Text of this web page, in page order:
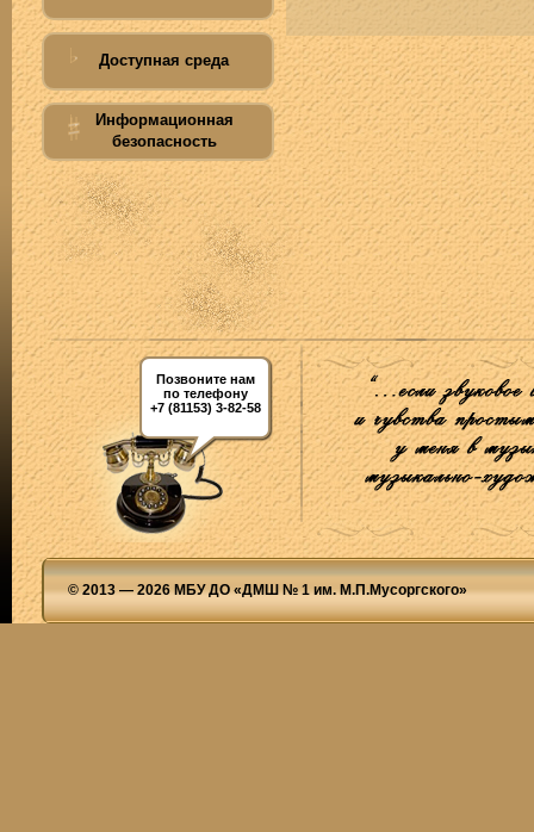
Доступная среда
Информационная
безопасность
Позвоните нам
по телефону
+7 (81153) 3-82-58
© 2013 — 2026 МБУ ДО «ДМШ № 1 им. М.П.Мусоргского»